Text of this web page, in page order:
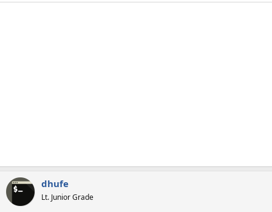
dhufe
Lt. Junior Grade